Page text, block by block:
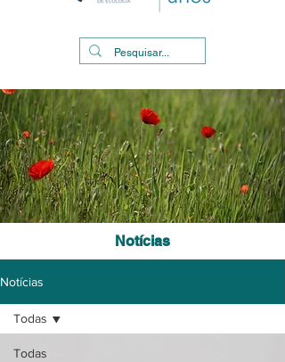
Notícias
Notícias
Todas
Todas